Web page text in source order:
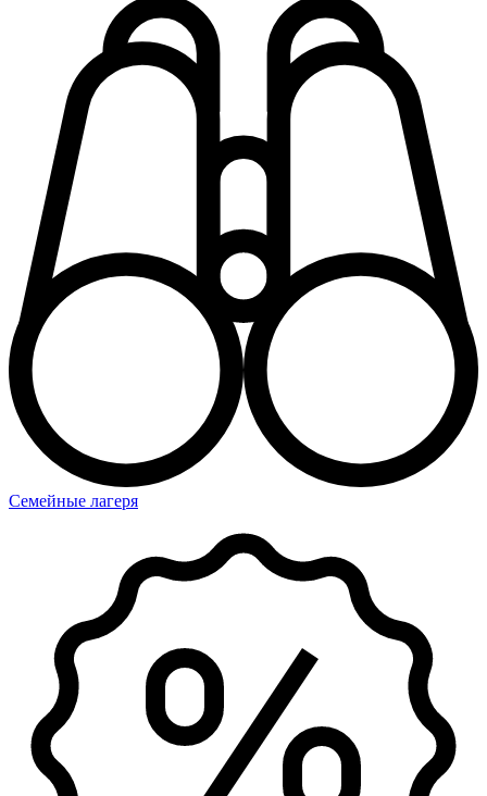
Семейные лагеря